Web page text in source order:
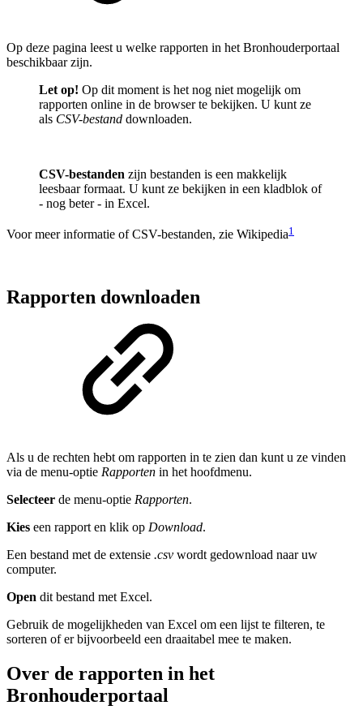
Op deze pagina leest u welke rapporten in het Bronhouderportaal
beschikbaar zijn.
Let op! Op dit moment is het nog niet mogelijk om
rapporten online in de browser te bekijken. U kunt ze
als CSV-bestand downloaden.
CSV-bestanden zijn bestanden is een makkelijk
leesbaar formaat. U kunt ze bekijken in een kladblok of
- nog beter - in Excel.
Voor meer informatie of CSV-bestanden, zie Wikipedia1
Rapporten downloaden
Als u de rechten hebt om rapporten in te zien dan kunt u ze vinden
via de menu-optie Rapporten in het hoofdmenu.
Selecteer de menu-optie Rapporten.
Kies een rapport en klik op Download.
Een bestand met de extensie .csv wordt gedownload naar uw
computer.
Open dit bestand met Excel.
Gebruik de mogelijkheden van Excel om een lijst te filteren, te
sorteren of er bijvoorbeeld een draaitabel mee te maken.
Over de rapporten in het
Bronhouderportaal